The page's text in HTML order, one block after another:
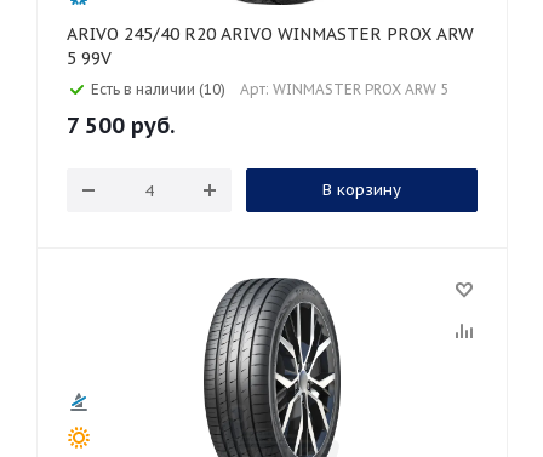
ARIVO 245/40 R20 ARIVO WINMASTER PROX ARW
5 99V
Есть в наличии (10) Арт: WINMASTER PROX ARW 5
7 500 руб.
В корзину